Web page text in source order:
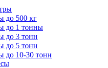
до 500 кг
до 1 тонны
до 3 тонн
до 5 тонн
до 10-30 тонн